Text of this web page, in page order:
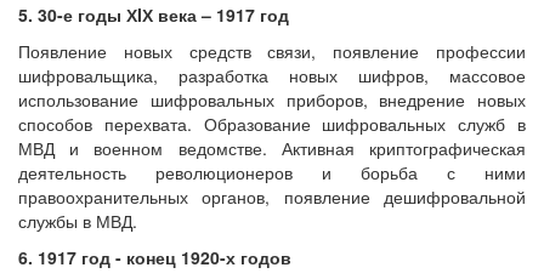
5. 30-е годы ХIХ века – 1917 год
Появление новых средств связи, появление профессии
шифровальщика, разработка новых шифров, массовое
использование шифровальных приборов, внедрение новых
способов перехвата. Образование шифровальных служб в
МВД и военном ведомстве. Активная криптографическая
деятельность революционеров и борьба с ними
правоохранительных органов, появление дешифровальной
службы в МВД.
6. 1917 год - конец 1920-х годов